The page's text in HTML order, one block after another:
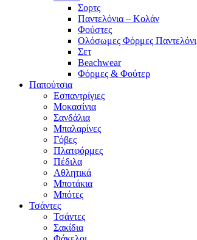
Σορτς
Παντελόνια – Κολάν
Φούστες
Ολόσωμες Φόρμες Παντελόνι
Σετ
Beachwear
Φόρμες & Φούτερ
Παπούτσια
Εσπαντρίγιες
Μοκασίνια
Σανδάλια
Μπαλαρίνες
Γόβες
Πλατφόρμες
Πέδιλα
Αθλητικά
Μποτάκια
Μπότες
Τσάντες
Τσάντες
Σακίδια